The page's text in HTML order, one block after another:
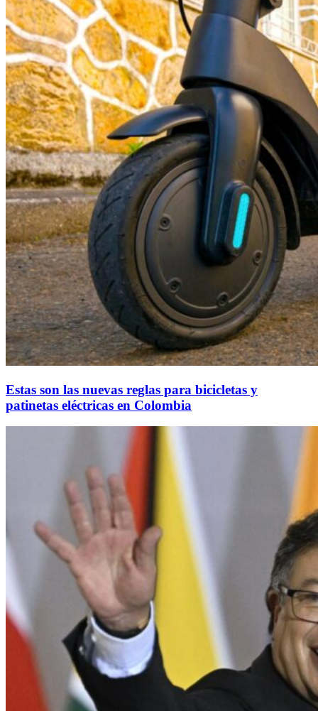
Estas son las nuevas reglas para bicicletas y
patinetas eléctricas en Colombia